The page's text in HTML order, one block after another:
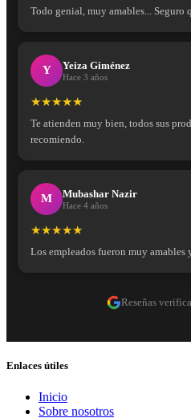
Todo genial, muy amables... Seguro
Y Yeiza Giménez
Hace 3 años
★★★★★
Te atienden muy bien, todos sus
recomiendo.
M Mubashar Nazir
Hace 4 años
★★★★★
Los empleados fueron muy amables
Reseñas
Enlaces útiles
Inicio
Sobre nosotros